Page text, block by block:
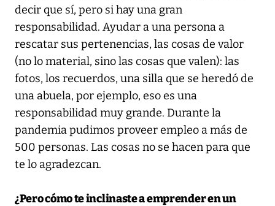
decir que sí, pero si hay una gran
responsabilidad. Ayudar a una persona a
rescatar sus pertenencias, las cosas de valor
(no lo material, sino las cosas que valen): las
fotos, los recuerdos, una silla que se heredó de
una abuela, por ejemplo, eso es una
responsabilidad muy grande. Durante la
pandemia pudimos proveer empleo a más de
500 personas. Las cosas no se hacen para que
te lo agradezcan.
¿Pero cómo te inclinaste a emprender en un